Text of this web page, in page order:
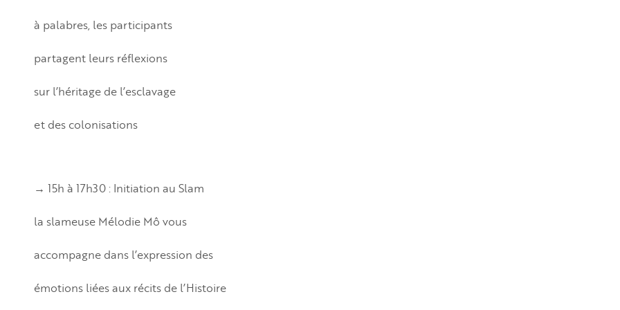
à palabres, les participants
partagent leurs réflexions
sur l’héritage de l’esclavage
et des colonisations
→ 15h à 17h30 : Initiation au Slam
la slameuse Mélodie Mô vous
accompagne dans l’expression des
émotions liées aux récits de l’Histoire